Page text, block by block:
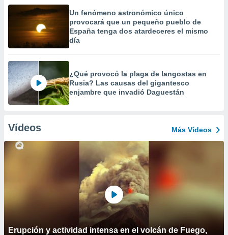
Un fenómeno astronómico único
provocará que un pequeño pueblo de
España tenga dos atardeceres el mismo
día
¿Qué provocó la plaga de langostas en
Rusia? Las causas del gigantesco
enjambre que invadió Daguestán
Vídeos Más Vídeos
Erupción y actividad intensa en el volcán de Fuego,